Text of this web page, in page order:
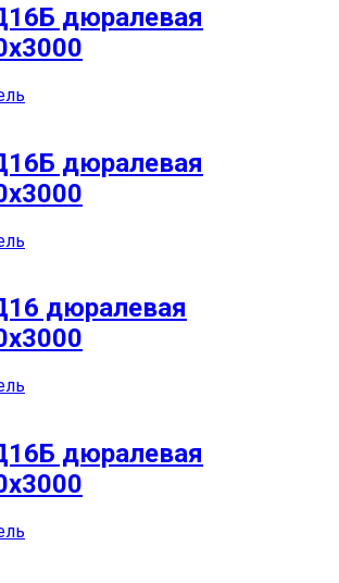
дюралевая
дюралевая
дюралевая
дюралевая